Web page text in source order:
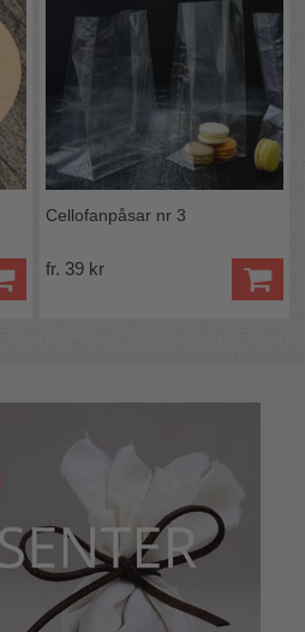
Cellofanpåsar nr 3
fr. 39 kr